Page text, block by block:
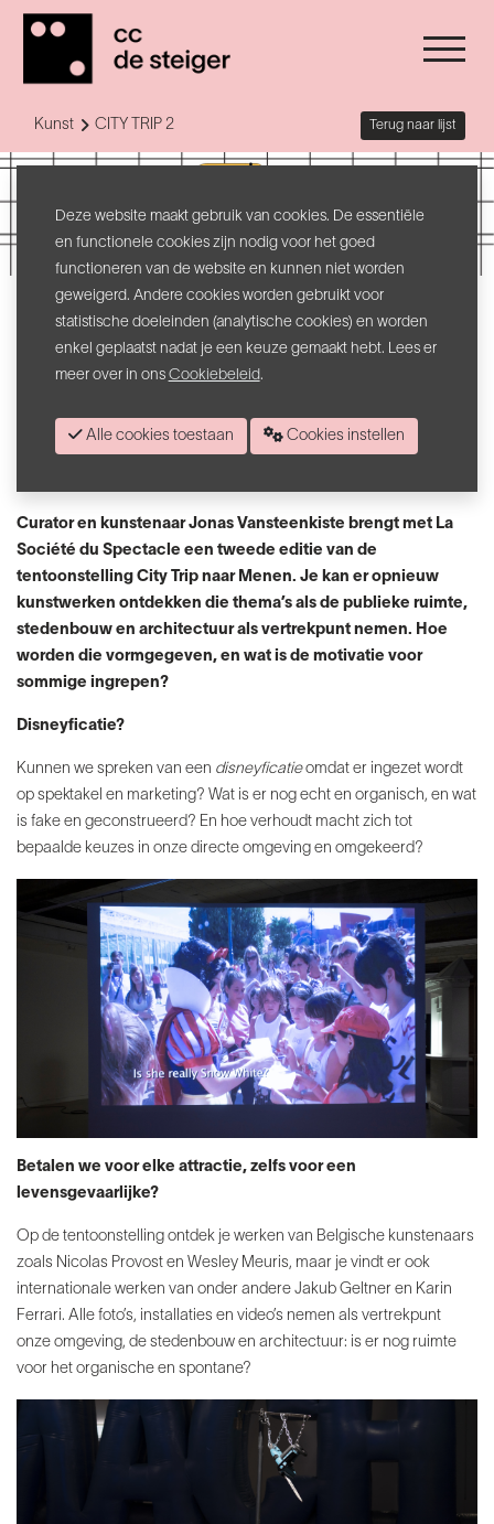
Kunst CITY TRIP 2 Terug naar lijst
la Société du Spectacle
CITY TRIP 2
gratis - tentoonstellingszaal De Steiger (Menen)
Curator en kunstenaar Jonas Vansteenkiste brengt met La
Société du Spectacle een tweede editie van de
tentoonstelling City Trip naar Menen. Je kan er opnieuw
kunstwerken ontdekken die thema’s als de publieke ruimte,
stedenbouw en architectuur als vertrekpunt nemen. Hoe
worden die vormgegeven, en wat is de motivatie voor
sommige ingrepen?
Disneyficatie?
Kunnen we spreken van een disneyficatieomdat er ingezet wordt
op spektakel en marketing? Wat is er nog echt en organisch, en wat
is fake en geconstrueerd? En hoe verhoudt macht zich tot
bepaalde keuzes in onze directe omgeving en omgekeerd?
Betalen we voor elke attractie, zelfs voor een
levensgevaarlijke?
Op de tentoonstelling ontdek je werken van Belgische kunstenaars
zoals Nicolas Provost en Wesley Meuris, maar je vindt er ook
internationale werken van onder andere Jakub Geltner en Karin
Ferrari. Alle foto’s, installaties en video’s nemen als vertrekpunt
onze omgeving, de stedenbouw en architectuur: is er nog ruimte
voor het organische en spontane?
Deze website maakt gebruik van cookies. De essentiële
en functionele cookies zijn nodig voor het goed
functioneren van de website en kunnen niet worden
geweigerd. Andere cookies worden gebruikt voor
statistische doeleinden (analytische cookies) en worden
enkel geplaatst nadat je een keuze gemaakt hebt. Lees er
meer over in ons Cookiebeleid.
Alle cookies toestaan Cookies instellen